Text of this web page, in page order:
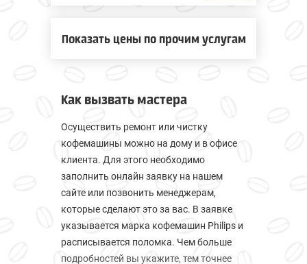
Показать цены по прочим услугам
Как вызвать мастера
Осуществить ремонт или чистку
кофемашины можно на дому и в офисе
клиента. Для этого необходимо
заполнить онлайн заявку на нашем
сайте или позвонить менеджерам,
которые сделают это за вас. В заявке
указывается марка кофемашин Philips и
расписывается поломка. Чем больше
подробностей вы укажите, тем точнее